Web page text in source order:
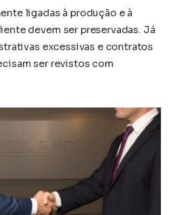
ligadas à produção e à
devem ser preservadas. Já
excessivas e contratos
ser revistos com